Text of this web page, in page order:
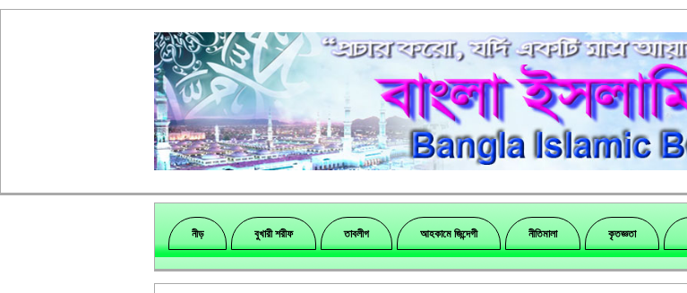
নীড় বুখারী শরীফ তাবলীগ আহকামে জিন্দেগী নীতিমালা কৃতজ্ঞতা